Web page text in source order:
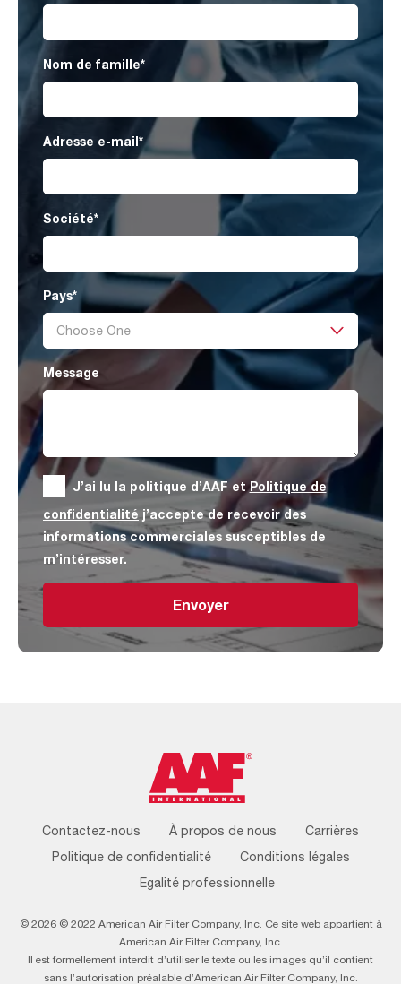
Nom de famille*
Adresse e-mail*
Société*
Pays*
Message
J’ai lu la politique d’AAF etPolitique de
confidentialité j’accepte de recevoir des
informations commerciales susceptibles de
m’intéresser.
Envoyer
Footer
Menu
Contactez-nous À propos de nous
Carrières
Politique de confidentialité
Conditions légales
Egalité professionnelle
© 2026 © 2022 American Air Filter Company, Inc. Ce site web appartient à
American Air Filter Company, Inc.
Il est formellement interdit d’utiliser le texte ou les images qu’il contient
sans l’autorisation préalable d’American Air Filter Company, Inc.